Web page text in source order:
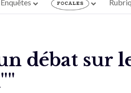
Enquêtes
débat sur